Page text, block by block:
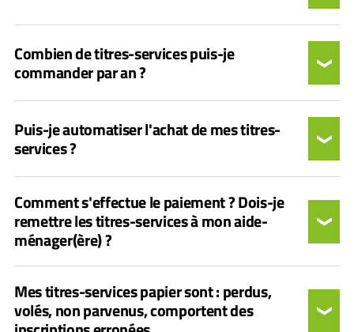
Combien de titres-services puis-je
commander par an ?
Puis-je automatiser l'achat de mes titres-
services ?
Comment s'effectue le paiement ? Dois-je
remettre les titres-services à mon aide-
ménager(ère) ?
Mes titres-services papier sont : perdus,
volés, non parvenus, comportent des